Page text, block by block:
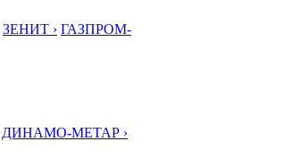
ЗЕНИТ › ГАЗПРОМ-
ДИНАМО-МЕТАР ›